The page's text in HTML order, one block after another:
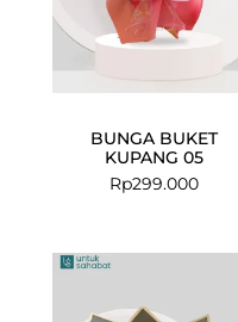
BUNGA BUKET
KUPANG 05
Rp299.000